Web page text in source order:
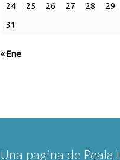
24
25 26 27 28 29
31
« Ene
Una pagina de Peala